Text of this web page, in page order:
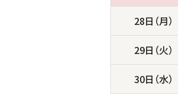
28日（月）
29日（火）
30日（水）